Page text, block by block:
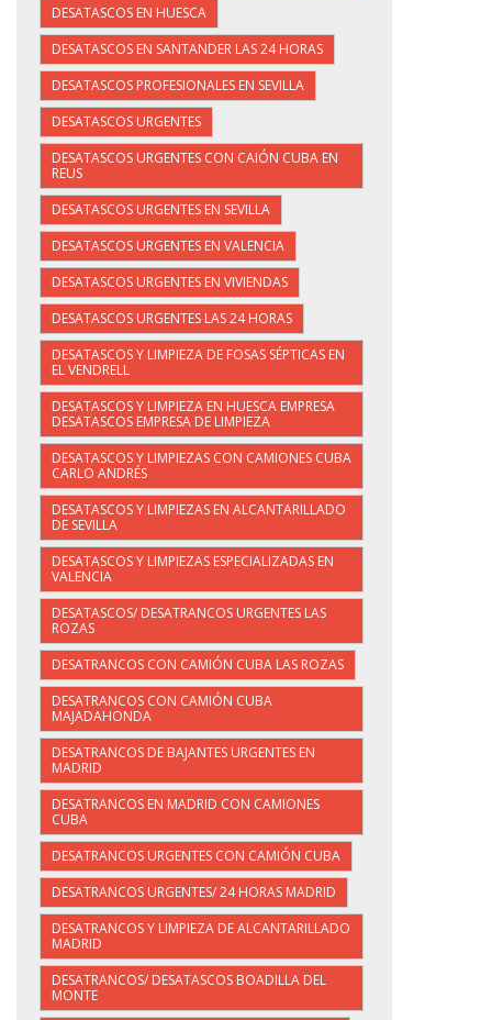
DESATASCOS EN HUESCA
DESATASCOS EN SANTANDER LAS 24 HORAS
DESATASCOS PROFESIONALES EN SEVILLA
DESATASCOS URGENTES
DESATASCOS URGENTES CON CAIÓN CUBA EN
REUS
DESATASCOS URGENTES EN SEVILLA
DESATASCOS URGENTES EN VALENCIA
DESATASCOS URGENTES EN VIVIENDAS
DESATASCOS URGENTES LAS 24 HORAS
DESATASCOS Y LIMPIEZA DE FOSAS SÉPTICAS EN
EL VENDRELL
DESATASCOS Y LIMPIEZA EN HUESCA EMPRESA
DESATASCOS EMPRESA DE LIMPIEZA
DESATASCOS Y LIMPIEZAS CON CAMIONES CUBA
CARLO ANDRÉS
DESATASCOS Y LIMPIEZAS EN ALCANTARILLADO
DE SEVILLA
DESATASCOS Y LIMPIEZAS ESPECIALIZADAS EN
VALENCIA
DESATASCOS/ DESATRANCOS URGENTES LAS
ROZAS
DESATRANCOS CON CAMIÓN CUBA LAS ROZAS
DESATRANCOS CON CAMIÓN CUBA
MAJADAHONDA
DESATRANCOS DE BAJANTES URGENTES EN
MADRID
DESATRANCOS EN MADRID CON CAMIONES
CUBA
DESATRANCOS URGENTES CON CAMIÓN CUBA
DESATRANCOS URGENTES/ 24 HORAS MADRID
DESATRANCOS Y LIMPIEZA DE ALCANTARILLADO
MADRID
DESATRANCOS/ DESATASCOS BOADILLA DEL
MONTE